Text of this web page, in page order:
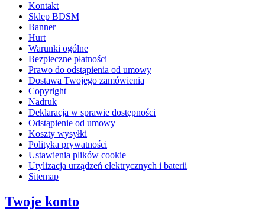
Kontakt
Sklep BDSM
Banner
Hurt
Warunki ogólne
Bezpieczne płatności
Prawo do odstąpienia od umowy
Dostawa Twojego zamówienia
Copyright
Nadruk
Deklaracja w sprawie dostępności
Odstąpienie od umowy
Koszty wysyłki
Polityka prywatności
Ustawienia plików cookie
Utylizacja urządzeń elektrycznych i baterii
Sitemap
Twoje konto